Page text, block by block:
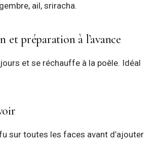
ail, sriracha.
et préparation à l’avance
et se réchauffe à la poêle. Idéal
sur toutes les faces avant d’ajouter